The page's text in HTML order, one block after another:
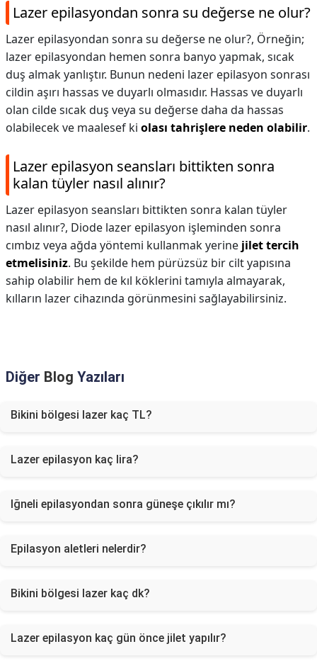
Lazer epilasyondan sonra su değerse ne olur?
Lazer epilasyondan sonra su değerse ne olur?, Örneğin;
lazer epilasyondan hemen sonra banyo yapmak, sıcak
duş almak yanlıştır. Bunun nedeni lazer epilasyon sonrası
cildin aşırı hassas ve duyarlı olmasıdır. Hassas ve duyarlı
olan cilde sıcak duş veya su değerse daha da hassas
olabilecek ve maalesef ki olası tahrişlere neden olabilir.
Lazer epilasyon seansları bittikten sonra
kalan tüyler nasıl alınır?
Lazer epilasyon seansları bittikten sonra kalan tüyler
nasıl alınır?, Diode lazer epilasyon işleminden sonra
cımbız veya ağda yöntemi kullanmak yerine jilet tercih
etmelisiniz. Bu şekilde hem pürüzsüz bir cilt yapısına
sahip olabilir hem de kıl köklerini tamıyla almayarak,
kılların lazer cihazında görünmesini sağlayabilirsiniz.
Diğer Blog Yazıları
Bikini bölgesi lazer kaç TL?
Lazer epilasyon kaç lira?
Iğneli epilasyondan sonra güneşe çıkılır mı?
Epilasyon aletleri nelerdir?
Bikini bölgesi lazer kaç dk?
Lazer epilasyon kaç gün önce jilet yapılır?